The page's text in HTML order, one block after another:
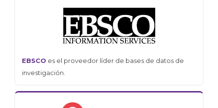
EBSCO es el proveedor líder de bases de datos de
investigación.